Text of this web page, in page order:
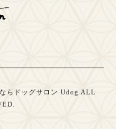
らドッグサロン Udog ALL